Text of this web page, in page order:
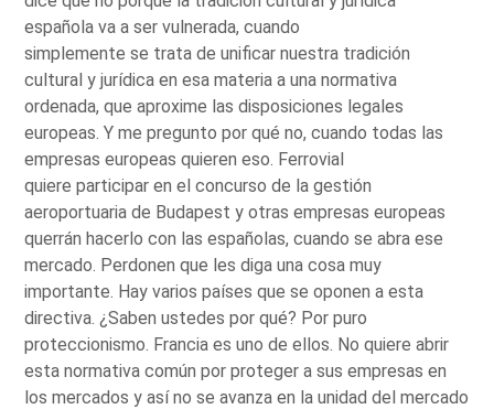
española va a ser vulnerada, cuando
simplemente se trata de unificar nuestra tradición
cultural y jurídica en esa materia a una normativa
ordenada, que aproxime las disposiciones legales
europeas. Y me pregunto por qué no, cuando todas las
empresas europeas quieren eso. Ferrovial
quiere participar en el concurso de la gestión
aeroportuaria de Budapest y otras empresas europeas
querrán hacerlo con las españolas, cuando se abra ese
mercado. Perdonen que les diga una cosa muy
importante. Hay varios países que se oponen a esta
directiva. ¿Saben ustedes por qué? Por puro
proteccionismo. Francia es uno de ellos. No quiere abrir
esta normativa común por proteger a sus empresas en
los mercados y así no se avanza en la unidad del mercado